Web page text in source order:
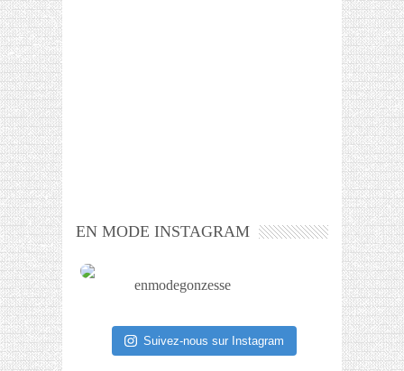
EN MODE INSTAGRAM
enmodegonzesse
Suivez-nous sur Instagram